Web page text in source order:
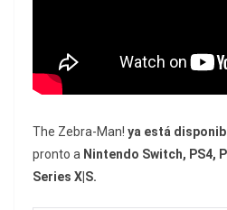
The Zebra-Man! ya está
pronto a Nintendo Switch, PS4,
Series X|S.